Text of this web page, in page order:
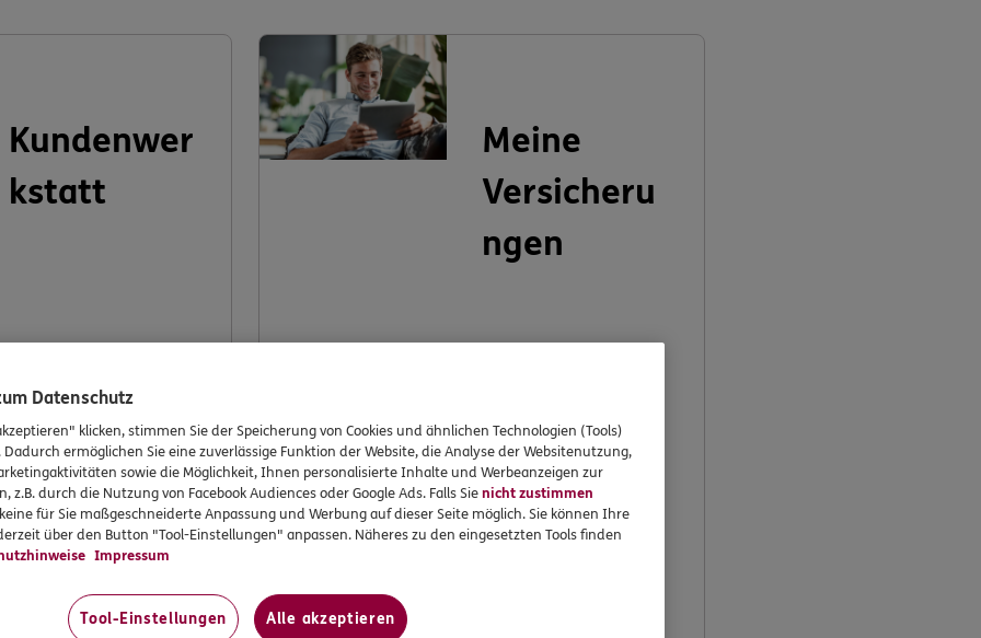
Kundenwer
kstatt
zu verbessern? Machen
Sie mit bei unserer
Kundenwerkstatt.
Jetzt
Meine
Versicheru
ngen
können Sie Ihre
Versicherungen
bequem online
verwalten.
Datenschutz
klicken, stimmen Sie der Speicherung von Cookies und ähnlichen Technologien (Tools)
ermöglichen Sie eine zuverlässige Funktion der Website, die Analyse der Websitenutzung,
sowie die Möglichkeit, Ihnen personalisierte Inhalte und Werbeanzeigen zur
z.B. durch die Nutzung von Facebook Audiences oder Google Ads. Falls Sienicht zustimmen
für Sie maßgeschneiderte Anpassung und Werbung auf dieser Seite möglich. Sie können Ihre
über den Button "Tool-Einstellungen" anpassen. Näheres zu den eingesetzten Tools finden
Impressum
Tool-Einstellungen Alle akzeptieren